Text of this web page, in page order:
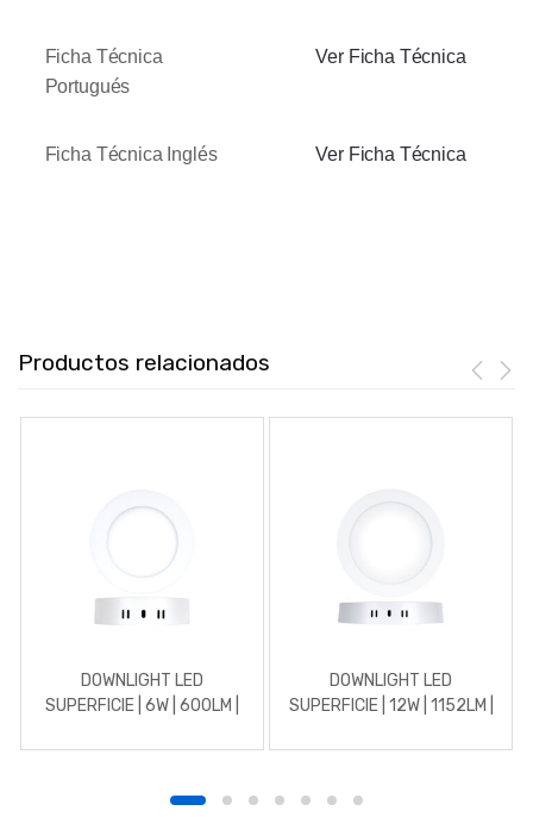
Ficha Técnica
Portugués
Ver Ficha Técnica
Ficha Técnica Inglés Ver Ficha Técnica
Productos relacionados
DOWNLIGHT LED
SUPERFICIE | 6W | 600LM |
DOWNLIGHT LED
SUPERFICIE | 12W | 1152LM |
BLANCO